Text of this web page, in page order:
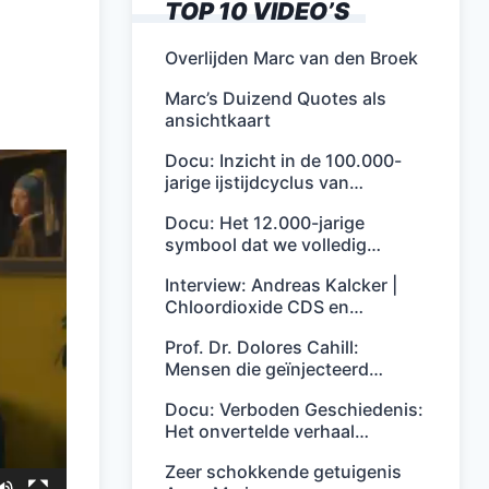
TOP 10 VIDEO’S
Overlijden Marc van den Broek
Marc’s Duizend Quotes als
ansichtkaart
Docu: Inzicht in de 100.000-
jarige ijstijdcyclus van…
Docu: Het 12.000-jarige
symbool dat we volledig…
Interview: Andreas Kalcker |
Chloordioxide CDS en…
Prof. Dr. Dolores Cahill:
Mensen die geïnjecteerd…
Docu: Verboden Geschiedenis:
Het onvertelde verhaal…
Zeer schokkende getuigenis